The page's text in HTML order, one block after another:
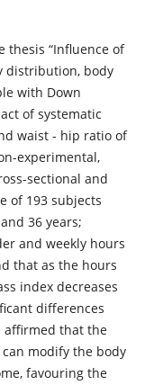
“Influence of
distribution, body
with Down
of systematic
waist - hip ratio of
experimental,
sectional and
of 193 subjects
36 years;
and weekly hours
that as the hours
index decreases
differences
affirmed that the
modify the body
favouring the